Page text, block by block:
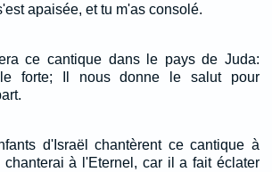
apaisée, et tu m'as consolé.
ce cantique dans le pays de Juda:
forte; Il nous donne le salut pour
d'Israël chantèrent ce cantique à
chanterai à l'Eternel, car il a fait éclater